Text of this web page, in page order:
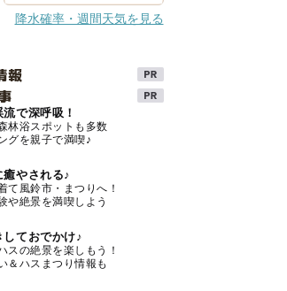
降水確率・週間天気を見る
報
で深呼吸！
林浴スポットも多数
グを親子で満喫♪
やされる♪
て風鈴市・まつりへ！
や絶景を満喫しよう
ておでかけ♪
スの絶景を楽しもう！
＆ハスまつり情報も